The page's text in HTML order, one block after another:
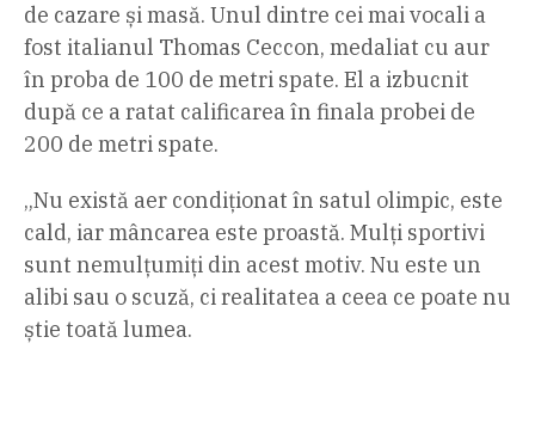
de cazare și masă. Unul dintre cei mai vocali a
fost italianul Thomas Ceccon, medaliat cu aur
în proba de 100 de metri spate. El a izbucnit
după ce a ratat calificarea în finala probei de
200 de metri spate.
„Nu există aer condiționat în satul olimpic, este
cald, iar mâncarea este proastă. Mulți sportivi
sunt nemulțumiți din acest motiv. Nu este un
alibi sau o scuză, ci realitatea a ceea ce poate nu
știe toată lumea.